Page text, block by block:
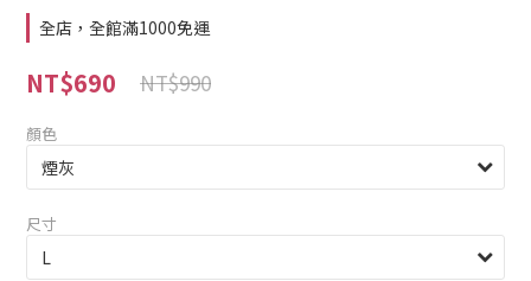
全店，全館滿1000免運
NT$690 NT$990
顏色
尺寸